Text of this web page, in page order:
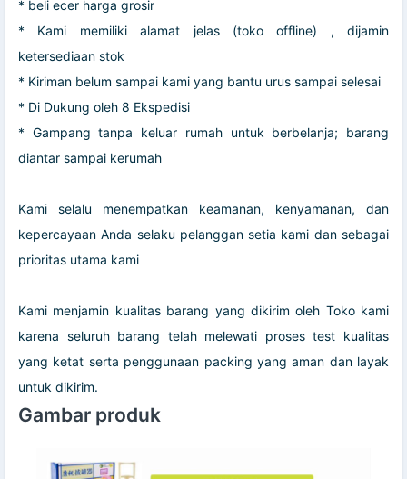
* beli ecer harga grosir
* Kami memiliki alamat jelas (toko offline) , dijamin
ketersediaan stok
* Kiriman belum sampai kami yang bantu urus sampai selesai
* Di Dukung oleh 8 Ekspedisi
* Gampang tanpa keluar rumah untuk berbelanja; barang
diantar sampai kerumah
Kami selalu menempatkan keamanan, kenyamanan, dan
kepercayaan Anda selaku pelanggan setia kami dan sebagai
prioritas utama kami
Kami menjamin kualitas barang yang dikirim oleh Toko kami
karena seluruh barang telah melewati proses test kualitas
yang ketat serta penggunaan packing yang aman dan layak
untuk dikirim.
Gambar produk